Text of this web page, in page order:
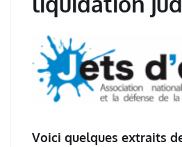
Voici quelques extraits